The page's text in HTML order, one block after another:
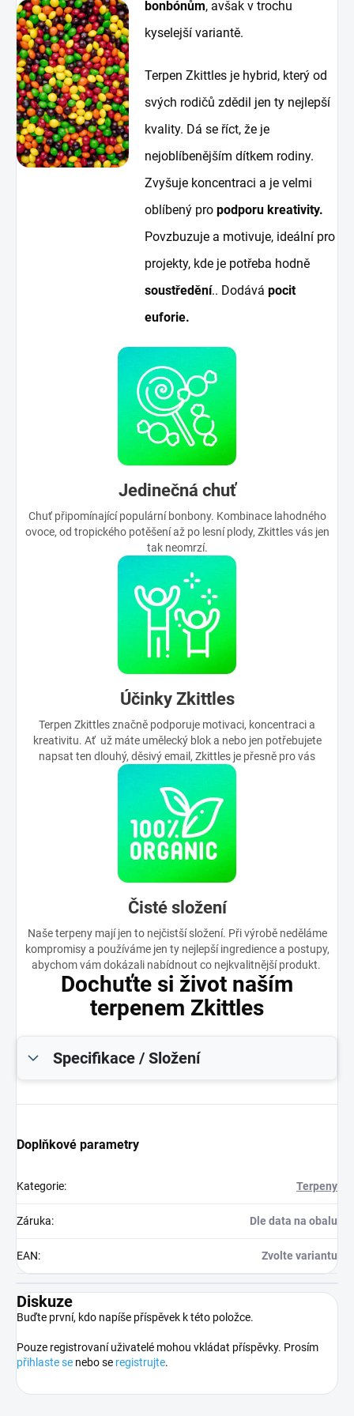
bonbónům, avšak v trochu
kyselejší variantě.
Terpen Zkittles je hybrid, který od
svých rodičů zdědil jen ty nejlepší
kvality. Dá se říct, že je
nejoblíbenějším dítkem rodiny.
Zvyšuje koncentraci a je velmi
oblíbený pro podporu kreativity.
Povzbuzuje a motivuje, ideální pro
projekty, kde je potřeba hodně
soustředění.. Dodávápocit
euforie.
Jedinečná chuť
Chuť připomínající populární bonbony. Kombinace lahodného
ovoce, od tropického potěšení až po lesní plody, Zkittles vás jen
tak neomrzí.
Účinky Zkittles
Terpen Zkittles značně podporuje motivaci, koncentraci a
kreativitu. Ať už máte umělecký blok a nebo jen potřebujete
napsat ten dlouhý, děsivý email, Zkittles je přesně pro vás
Čisté složení
Naše terpeny mají jen to nejčistší složení. Při výrobě neděláme
kompromisy a používáme jen ty nejlepší ingredience a postupy,
abychom vám dokázali nabídnout co nejkvalitnější produkt.
Dochuťte si život naším
terpenem Zkittles
Specifikace / Složení
Doplňkové parametry
Kategorie: Terpeny
Záruka: Dle data na obalu
EAN: Zvolte variantu
Diskuze
Buďte první, kdo napíše příspěvek k této položce.
Pouze registrovaní uživatelé mohou vkládat příspěvky. Prosím
přihlaste se nebo se registrujte.